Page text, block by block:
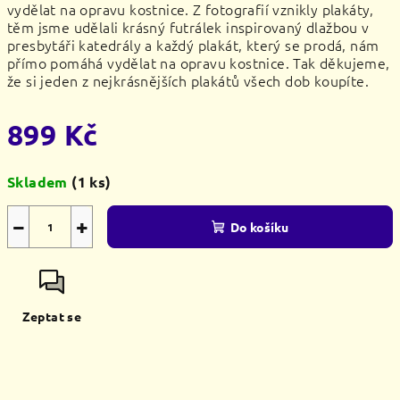
vydělat na opravu kostnice. Z fotografií vznikly plakáty,
těm jsme udělali krásný futrálek inspirovaný dlažbou v
presbytáři katedrály a každý plakát, který se prodá, nám
přímo pomáhá vydělat na opravu kostnice. Tak děkujeme,
že si jeden z nejkrásnějších plakátů všech dob koupíte.
899 Kč
cena:
Skladem (1 ks)
+
− Do košíku
Zeptat se